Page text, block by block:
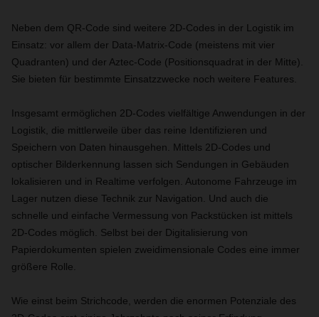
Neben dem QR-Code sind weitere 2D-Codes in der Logistik im
Einsatz: vor allem der Data-Matrix-Code (meistens mit vier
Quadranten) und der Aztec-Code (Positionsquadrat in der Mitte).
Sie bieten für bestimmte Einsatzzwecke noch weitere Features.
Insgesamt ermöglichen 2D-Codes vielfältige Anwendungen in der
Logistik, die mittlerweile über das reine Identifizieren und
Speichern von Daten hinausgehen. Mittels 2D-Codes und
optischer Bilderkennung lassen sich Sendungen in Gebäuden
lokalisieren und in Realtime verfolgen. Autonome Fahrzeuge im
Lager nutzen diese Technik zur Navigation. Und auch die
schnelle und einfache Vermessung von Packstücken ist mittels
2D-Codes möglich. Selbst bei der Digitalisierung von
Papierdokumenten spielen zweidimensionale Codes eine immer
größere Rolle.
Wie einst beim Strichcode, werden die enormen Potenziale des